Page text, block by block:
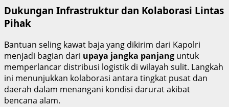
Dukungan Infrastruktur dan Kolaborasi Lintas
Pihak
Bantuan seling kawat baja yang dikirim dari Kapolri
menjadi bagian dari upaya jangka panjang untuk
memperlancar distribusi logistik di wilayah sulit. Langkah
ini menunjukkan kolaborasi antara tingkat pusat dan
daerah dalam menangani kondisi darurat akibat
bencana alam.